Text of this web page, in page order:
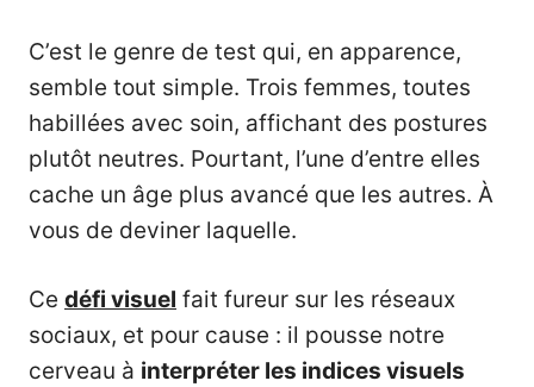
C’est le genre de test qui, en apparence,
semble tout simple. Trois femmes, toutes
habillées avec soin, affichant des postures
plutôt neutres. Pourtant, l’une d’entre elles
cache un âge plus avancé que les autres. À
vous de deviner laquelle.
Ce défi visuel fait fureur sur les réseaux
sociaux, et pour cause : il pousse notre
cerveau à interpréter les indices visuels